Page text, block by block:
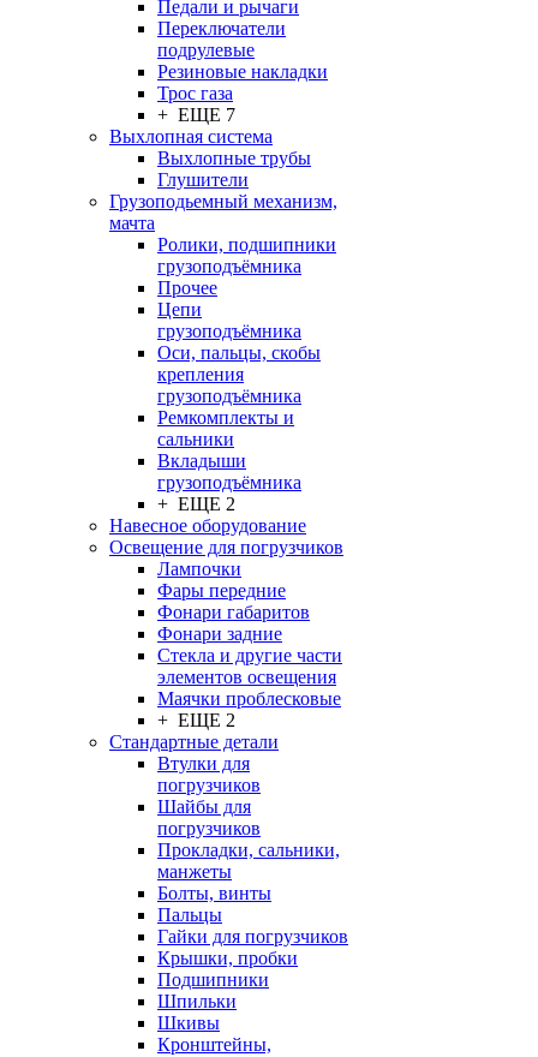
Педали и рычаги
Переключатели
подрулевые
Резиновые накладки
Трос газа
+ ЕЩЕ 7
Выхлопная система
Выхлопные трубы
Глушители
Грузоподьемный механизм,
мачта
Ролики, подшипники
грузоподъёмника
Прочее
Цепи
грузоподъёмника
Оси, пальцы, скобы
крепления
грузоподъёмника
Ремкомплекты и
сальники
Вкладыши
грузоподъёмника
+ ЕЩЕ 2
Навесное оборудование
Освещение для погрузчиков
Лампочки
Фары передние
Фонари габаритов
Фонари задние
Стекла и другие части
элементов освещения
Маячки проблесковые
+ ЕЩЕ 2
Стандартные детали
Втулки для
погрузчиков
Шайбы для
погрузчиков
Прокладки, сальники,
манжеты
Болты, винты
Пальцы
Гайки для погрузчиков
Крышки, пробки
Подшипники
Шпильки
Шкивы
Кронштейны,